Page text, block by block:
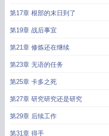
第17章 根部的末日到了
第19章 战后事宜
第21章 修炼还在继续
第23章 无语的任务
第25章 卡多之死
第27章 研究研究还是研究
第29章 后续工作
第31章 得手